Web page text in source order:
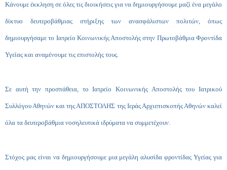
Κάνουμε έκκληση σε όλες τις διοικήσεις για να δημιουργήσουμε μαζί ένα μεγάλο
δίκτυο δευτεροβάθμιας στήριξης των ανασφάλιστων πολιτών, όπως
δημιουργήσαμε το Ιατρείο Κοινωνικής Αποστολής στην Πρωτοβάθμια Φροντίδα
Υγείας και αναμένουμε τις επιστολής τους.
Σε αυτή την προσπάθεια, το Ιατρείο Κοινωνικής Αποστολής του Ιατρικού
Συλλόγου Αθηνών και της ΑΠΟΣΤΟΛΗΣ της Ιεράς Αρχιεπισκοπής Αθηνών καλεί
όλα τα δευτεροβάθμια νοσηλευτικά ιδρύματα να συμμετέχουν.
Στόχος μας είναι να δημιουργήσουμε μια μεγάλη αλυσίδα φροντίδας Υγείας για